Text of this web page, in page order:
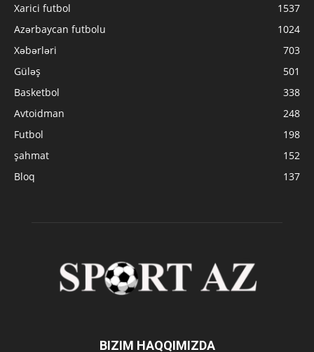
Xarici futbol
1537
Azərbaycan futbolu
1024
Xəbərləri
703
Güləş
501
Basketbol
338
Avtoidman
248
Futbol
198
şahmat
152
Bloq
137
BIZIM HAQQIMIZDA